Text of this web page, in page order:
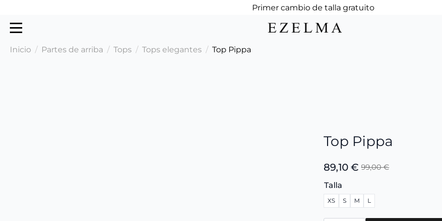
Primer cambio de talla gratuito
Inicio Partes de arriba Tops Tops elegantes Top Pippa
Top Pippa
99,00€
El
precio
original
era:
89,10 €
El
precio
actual
es:
Talla
XS S M L